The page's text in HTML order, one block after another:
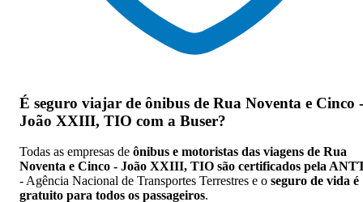
É seguro viajar de ônibus de Rua Noventa e Cinco -
João XXIII, TIO com a Buser?
Todas as empresas de ônibus e motoristas das viagens de Rua
Noventa e Cinco - João XXIII, TIO são certificados pela
- Agência Nacional de Transportes Terrestres e o seguro de vida é
gratuito para todos os passageiros.